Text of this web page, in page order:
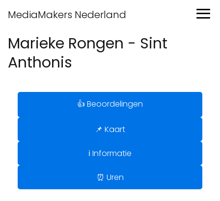
MediaMakers Nederland
Marieke Rongen - Sint
Anthonis
👍 Beoordelingen
📌 Kaart
ℹ️ Informatie
⏰ Uren